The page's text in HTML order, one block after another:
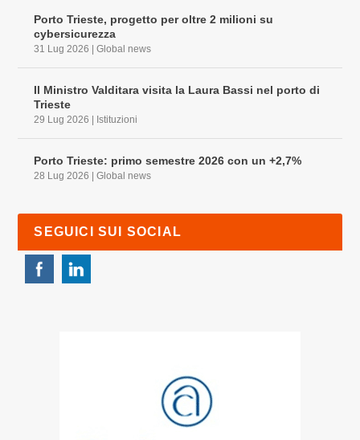
Porto Trieste, progetto per oltre 2 milioni su
cybersicurezza
31 Lug 2026 |Global news
Il Ministro Valditara visita la Laura Bassi nel porto di
Trieste
29 Lug 2026 Istituzioni
Porto Trieste: primo semestre 2026 con un +2,7%
28 Lug 2026 |Global news
SEGUICI SUI SOCIAL